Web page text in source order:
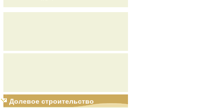
Долевое строительство